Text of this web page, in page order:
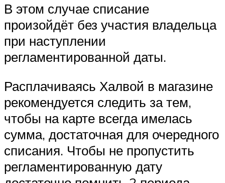
В этом случае списание
произойдёт без участия владельца
при наступлении
регламентированной даты.
Расплачиваясь Халвой в магазине
рекомендуется следить за тем,
чтобы на карте всегда имелась
сумма, достаточная для очередного
списания. Чтобы не пропустить
регламентированную дату